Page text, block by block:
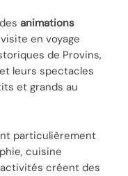
animations
en voyage
de Provins,
leurs spectacles
et grands au
particulièrement
cuisine
créent des